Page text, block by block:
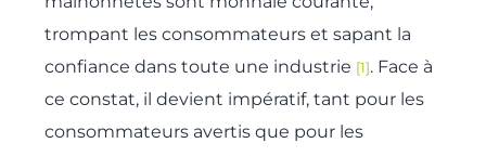
trompant les consommateurs et sapant la
confiance dans toute une industrie [1]. Face à
ce constat, il devient impératif, tant pour les
consommateurs avertis que pour les